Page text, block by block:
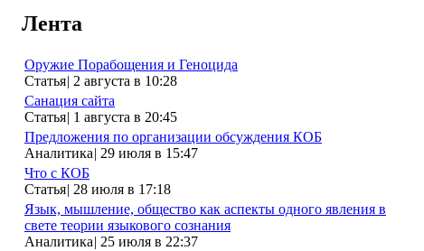
Лента
Оружие Порабощения и Геноцида
Статья| 2 августа в 10:28
Санация сайта
Статья| 1 августа в 20:45
Предложения по организации обсуждения КОБ
Аналитика| 29 июля в 15:47
Что с КОБ
Статья| 28 июля в 17:18
Язык, мышление, общество как аспекты одного явления в
свете теории языкового сознания
Аналитика| 25 июля в 22:37